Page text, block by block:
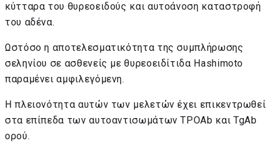
κύτταρα του θυρεοειδούς και αυτοάνοση καταστροφή
του αδένα.
Ωστόσο η αποτελεσματικότητα της συμπλήρωσης
σεληνίου σε ασθενείς με θυρεοειδίτιδα Hashimoto
παραμένει αμφιλεγόμενη.
Η πλειονότητα αυτών των μελετών έχει επικεντρωθεί
στα επίπεδα των αυτοαντισωμάτων TPOAb και TgAb
ορού.